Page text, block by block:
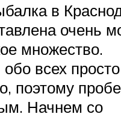
в
очень
множество.
обо всех просто
поэтому
Начнем со